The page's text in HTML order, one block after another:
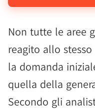
Non tutte le aree
reagito allo
la domanda
quella della
Secondo gli